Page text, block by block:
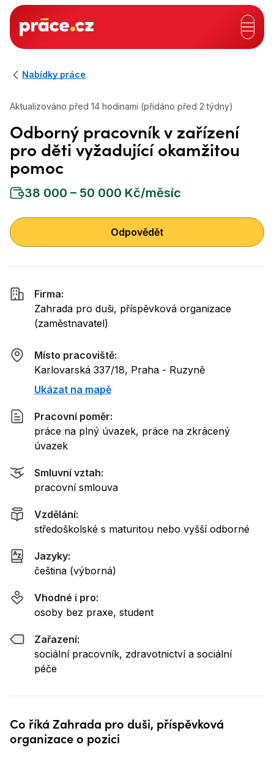
Hlavní záhlaví
Nabídky práce
Aktualizováno před 14 hodinami (přidáno před 2 týdny)
Odborný pracovník v zařízení
pro děti vyžadující okamžitou
pomoc
38 000 – 50 000 Kč/měsíc
Odpovědět
Firma:
Zahrada pro duši, příspěvková organizace
(zaměstnavatel)
Místo pracoviště:
Karlovarská 337/18, Praha - Ruzyně
Ukázat na mapě
Pracovní poměr:
práce na plný úvazek, práce na zkrácený
úvazek
Smluvní vztah:
pracovní smlouva
Vzdělání:
středoškolské s maturitou nebo vyšší odborné
Jazyky:
čeština (výborná)
Vhodné i pro:
osoby bez praxe, student
Zařazení:
sociální pracovník, zdravotnictví a sociální
péče
Co říká Zahrada pro duši, příspěvková
organizace o pozici